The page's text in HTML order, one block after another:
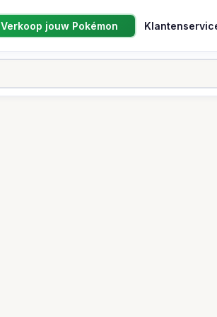
Verkoop jouw Pokémon